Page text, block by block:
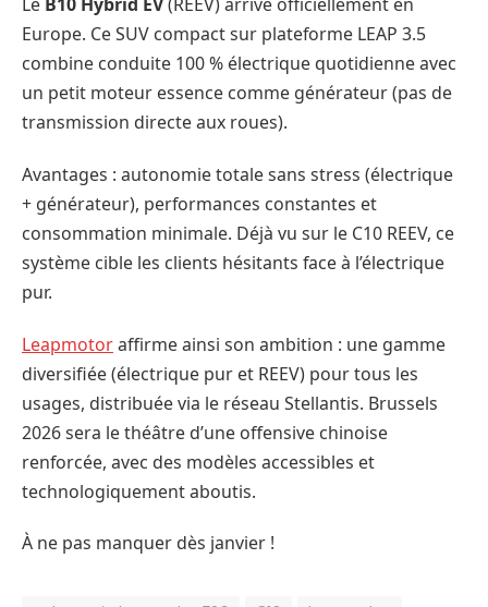
Europe. Ce SUV compact sur plateforme LEAP 3.5
combine conduite 100 % électrique quotidienne avec
un petit moteur essence comme générateur (pas de
transmission directe aux roues).
Avantages : autonomie totale sans stress (électrique
+ générateur), performances constantes et
consommation minimale. Déjà vu sur le C10 REEV, ce
système cible les clients hésitants face à l’électrique
pur.
Leapmotoraffirme ainsi son ambition : une gamme
diversifiée (électrique pur et REEV) pour tous les
usages, distribuée via le réseau Stellantis. Brussels
2026 sera le théâtre d’une offensive chinoise
renforcée, avec des modèles accessibles et
technologiquement aboutis.
À ne pas manquer dès janvier !